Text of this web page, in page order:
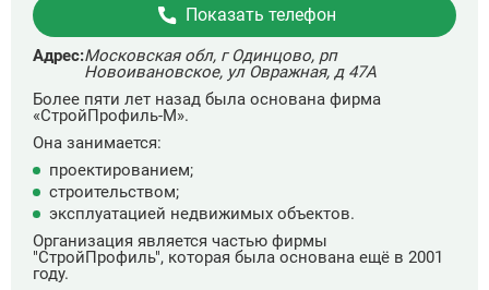
Показать телефон
Адрес:Московская обл, г Одинцово, рп
Новоивановское, ул Овражная, д 47А
Более пяти лет назад была основана фирма
«СтройПрофиль-М».
Она занимается:
проектированием;
строительством;
эксплуатацией недвижимых объектов.
Организация является частью фирмы
"СтройПрофиль", которая была основана ещё в 2001
году.